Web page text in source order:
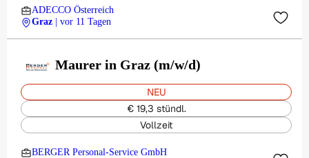
ADECCO Österreich
Graz
| vor 11 Tagen
Maurer in Graz (m/w/d)
NEU
€ 19,3 stündl.
Vollzeit
BERGER Personal-Service GmbH